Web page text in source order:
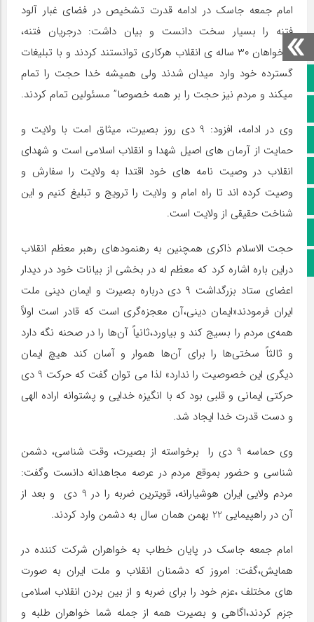
صفحه نخست
کانال ایتا
آپارات
اینستاگرام
اپلیکیشن بیرق
امام جمعه جاسک در ادامه قدرت تشخیص در فضای غبار آلود
فتنه را بسیار سخت دانست و بیان داشت: درجریان فتنه،
بدخواهان 30 ساله ی انقلاب هرکاری توانستند کردند و با تبلیغات
گسترده خود وارد میدان شدند ولی همیشه خدا حجت را تمام
میکند و مردم نیز حجت را بر همه خصوصا” مسئولین تمام کردند.
وی در ادامه، افزود: 9 دی روز بصیرت، میثاق امت با ولایت و
حمایت از آرمان های اصیل شهدا و انقلاب اسلامی است و شهدای
انقلاب در وصیت نامه های خود اقتدا به ولایت را سفارش و
وصیت کرده اند تا راه امام و ولایت را ترویج و تبلیغ کنیم و این
شناخت حقیقی از ولایت است.
حجت الاسلام ذاکری همچنین به رهنمودهای رهبر معظم انقلاب
دراین باره اشاره کرد که معظم له در بخشی از بیانات خود در دیدار
اعضای ستاد بزرگداشت ۹ دی درباره بصیرت و ایمان دینی ملت
ایران فرمودند«ایمان دینی،آن معجزه‌گری است که قادر است اولاً
همه‌ی مردم را بسیج کند و بیاورد،ثانیاً آن‌ها را در صحنه نگه دارد
و ثالثاً سختی‌ها را برای آن‌ها هموار و آسان کند هیچ ایمان
دیگری این خصوصیت را ندارد» لذا می توان گفت که حرکت 9 دی
حرکتی ایمانی و قلبی بود که با انگیزه خدایی و پشتوانه اراده الهی
و دست قدرت خدا ایجاد شد.
وی حماسه 9 دی را برخواسته از بصیرت، وقت شناسی، دشمن
شناسی و حضور بموقع مردم در عرصه مجاهدانه دانست وگفت:
مردم ولایی ایران هوشیارانه، قویترین ضربه را در 9 دی و بعد از
آن در راهپیمایی 22 بهمن همان سال به دشمن وارد کردند.
امام جمعه جاسک در پایان خطاب به خواهران شرکت کننده در
همایش،گفت: امروز که دشمنان انقلاب و ملت ایران به صورت
های مختلف ،عزم خود را برای ضربه و از بین بردن انقلاب اسلامی
جزم کردند،اگاهی و بصیرت همه از جمله شما خواهران طلبه و